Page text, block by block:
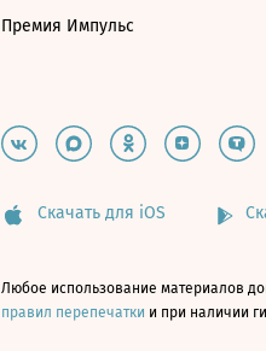
Премия Импульс
Скачать для iOS
Любое использование материалов
правил перепечатки и при наличии